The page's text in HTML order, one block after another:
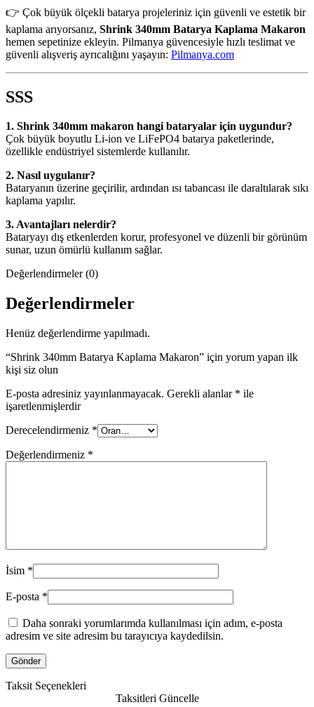
👉 Çok büyük ölçekli batarya projeleriniz için güvenli ve estetik bir
kaplama arıyorsanız, Shrink 340mm Batarya Kaplama Makaron
hemen sepetinize ekleyin. Pilmanya güvencesiyle hızlı teslimat ve
güvenli alışveriş ayrıcalığını yaşayın: Pilmanya.com
SSS
1. Shrink 340mm makaron hangi bataryalar için uygundur?
Çok büyük boyutlu Li-ion ve LiFePO4 batarya paketlerinde,
özellikle endüstriyel sistemlerde kullanılır.
2. Nasıl uygulanır?
Bataryanın üzerine geçirilir, ardından ısı tabancası ile daraltılarak sıkı
kaplama yapılır.
3. Avantajları nelerdir?
Bataryayı dış etkenlerden korur, profesyonel ve düzenli bir görünüm
sunar, uzun ömürlü kullanım sağlar.
Değerlendirmeler (0)
Değerlendirmeler
Henüz değerlendirme yapılmadı.
“Shrink 340mm Batarya Kaplama Makaron” için yorum yapan ilk
kişi siz olun
E-posta adresiniz yayınlanmayacak. Gerekli alanlar * ile
işaretlenmişlerdir
Derecelendirmeniz *
Değerlendirmeniz *
İsim *
E-posta *
Daha sonraki yorumlarımda kullanılması için adım, e-posta
adresim ve site adresim bu tarayıcıya kaydedilsin.
Taksit Seçenekleri
Taksitleri Güncelle